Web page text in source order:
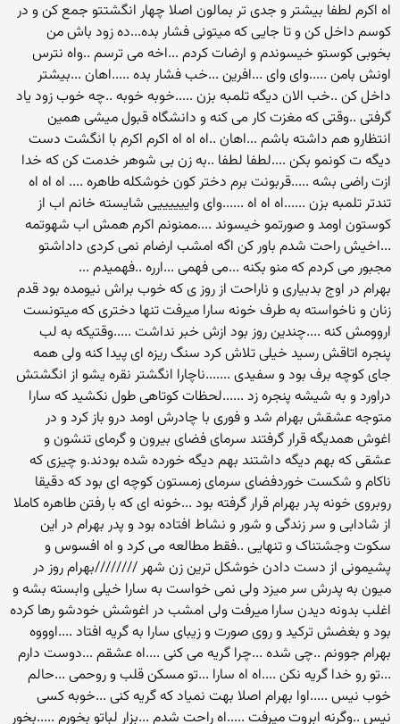
اه اکرم لطفا بیشتر و جدی تر بمالون اصلا چهار انگشتتو جمع کن و در
کوسم داخل کن و تا جایی که میتونی فشار بده...ده زود باش من
بخوبی کوستو خیسوندم و ارضات کردم ...اخه می ترسم ..واه نترس
اونش بامن .....وای وای ...افرین ...خب فشار بده .....اهان ...بیشتر
داخل کن ..خب الان دیگه تلمبه بزن .....خوبه خوبه ..چه خوب زود یاد
گرفتی ..وقتی که مغزت کار می کنه و دانشگاه قبول میشی همین
انتظارو هم داشته باشم ...اهان ..اه اه اه اکرم اکرم با انگشت دست
دیگه ت کونمو بکن ....لطفا لطفا ..به زن بی شوهر خدمت کن که خدا
ازت راضی بشه .....قربونت برم دختر کون خوشکله طاهره .... اه اه اه
تندتر تلمبه بزن ......اه اه اه ......وای واییییییی شایسته خانم اب از
کوستون اومد و صورتمو خیسوند ....ممنونم اکرم همش اب شهوتمه
...اخیش راحت شدم باور کن اگه امشب ارضام نمی کردی داداشتو
مجبور می کردم که منو بکنه ...می فهمی ...ارره ..فهمیدم ...
بهرام در اوج بدبیاری و ناراحت از روز ی که خوب براش نیومده بود قدم
زنان و ناخواسته به طرف خونه سارا میرفت تنها دختری که میتونست
اروومش کنه ....چندین روز بود ازش خبر نداشت .....وقتیکه به لب
پنجره اتاقش رسید خیلی تلاش کرد سنگ ریزه ای پیدا کنه ولی همه
جای کوچه برف بود و سفیدی .......ناچارا انگشتر نقره یشو از انگشتش
دراورد و به شیشه پنجره زد ......لحظات کوتاهی طول نکشید که سارا
متوجه عشقش بهرام شد و فوری با چادرش اومد درو باز کرد و در
اغوش همدیگه قرار گرفتند سرمای فضای بیرون و گرمای تنشون و
عشقی که بهم دیگه داشتند بهم دیگه خورده شده بودند.و چیزی که
ناکام و شکست خوردفضای سرمای زمستون کوچه ای بود که دقیقا
روبروی خونه پدر بهرام قرار گرفته بود ...خونه ای که با رفتن طاهره کاملا
از شادابی و سر زندگی و شور و نشاط افتاده بود و پدر بهرام در این
سکوت وجشتناک و تنهایی ..فقط مطالعه می کرد و اه افسوس و
پشیمونی از دست دادن خوشکل ترین زن شهر ////////بهرام روز در
میون به پدرش سر میزد ولی نمی خواست به سارا خیلی وابسته بشه و
اغلب بدونه دیدن سارا میرفت ولی امشب در اغوشش خودشو رها کرده
بود و بغضش ترکید و روی صورت و زیبای سارا به گریه افتاد ....اوووه
بهرام جوونم ..چی شده ...چرا گریه می کنی ....اه عشقم ...دوست دارم
...تو رو خدا گریه نکن ....اه اه سارا ...تو مسکن قلب و روحمی ...حالم
خوب نیس .....اوا بهرام اصلا بهت نمیاد که گریه کنی ...خوبه کسی
نیس ..وگرنه ابروت میرفت .....اه راحت شدم ...بزار لباتو بخورم .....بخور